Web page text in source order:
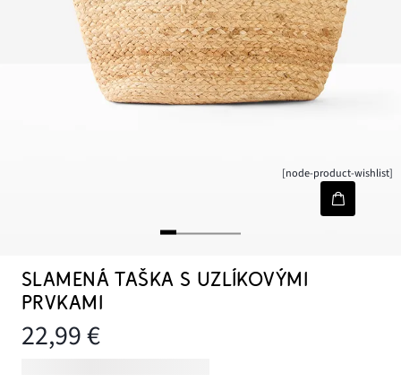
[node-product-wishlist]
SLAMENÁ TAŠKA S UZLÍKOVÝMI
PRVKAMI
22,99 €